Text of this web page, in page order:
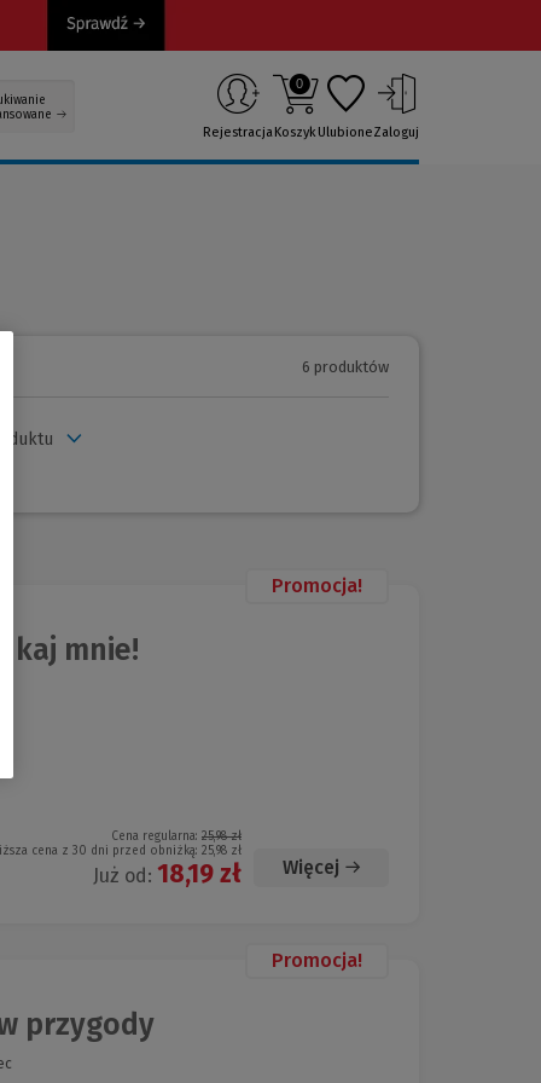
Rejestracja
0
KoszykUlubioneZaloguj
6 produktów
Promocja!
mnie!
Cena regularna: 25,98 zł
cena z 30 dni przed obniżką: 25,98 zł
Już od: 18,19 zł Więcej
Promocja!
przygody